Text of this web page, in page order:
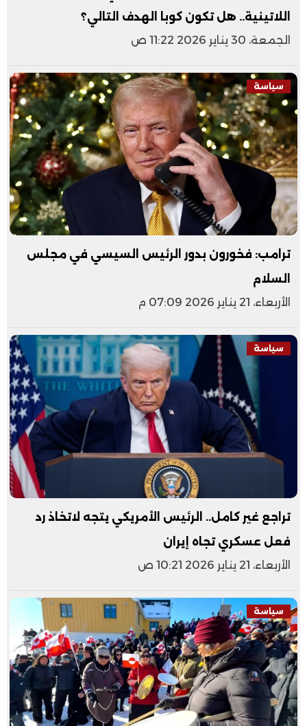
اللاتينية.. هل تكون كوبا الهدف التالي؟
الجمعة، 30 يناير 2026 11:22 ص
سياسة
ترامب: فخورون بدور الرئيس السيسي في مجلس
السلام
الأربعاء، 21 يناير 2026 07:09 م
سياسة
تراجع غير كامل.. الرئيس الأمريكي يتجه لاتخاذ رد
فعل عسكري تجاه إيران
الأربعاء، 21 يناير 2026 10:21 ص
سياسة